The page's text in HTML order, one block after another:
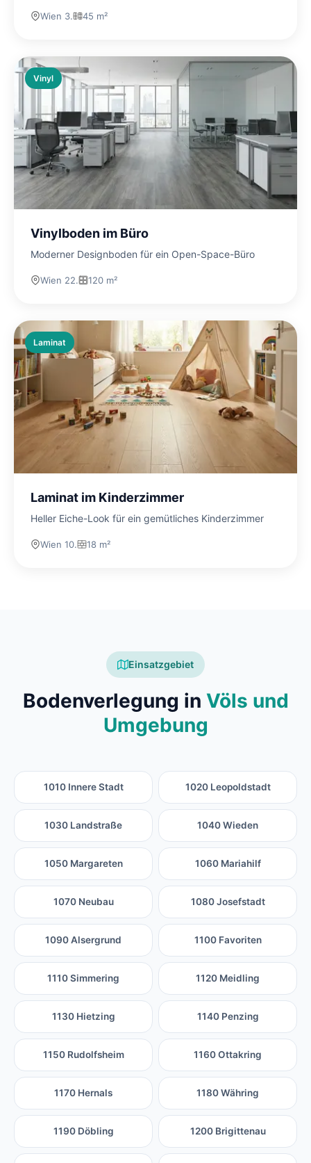
Wien 3. 45 m²
Vinyl
Vinylboden im Büro
Moderner Designboden für ein Open-Space-Büro
Wien 22. 120 m²
Laminat
Laminat im Kinderzimmer
Heller Eiche-Look für ein gemütliches Kinderzimmer
Wien 10. 18 m²
Einsatzgebiet
Bodenverlegung in Völs und
Umgebung
1010 Innere Stadt 1020 Leopoldstadt
1030 Landstraße 1040 Wieden
1050 Margareten 1060 Mariahilf
1070 Neubau 1080 Josefstadt
1090 Alsergrund 1100 Favoriten
1110 Simmering 1120 Meidling
1130 Hietzing 1140 Penzing
1150 Rudolfsheim 1160 Ottakring
1170 Hernals 1180 Währing
1190 Döbling 1200 Brigittenau